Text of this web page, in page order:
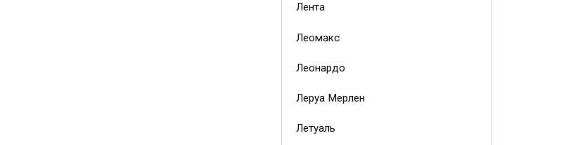
Лента
Леомакс
Леонардо
Леруа Мерлен
Летуаль